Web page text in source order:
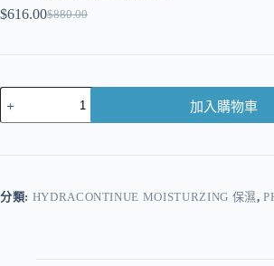
$880.00
$616.00
加入購物車
r
分類: HYDRACONTINUE MOISTURZING 保濕,